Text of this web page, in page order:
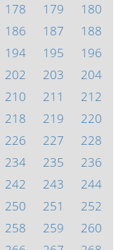
178 179
180
186 187
188
194 195
196
202 203
204
210 211
212
218 219
220
226 227
228
234 235
236
242 243
244
250 251
252
258 259
260